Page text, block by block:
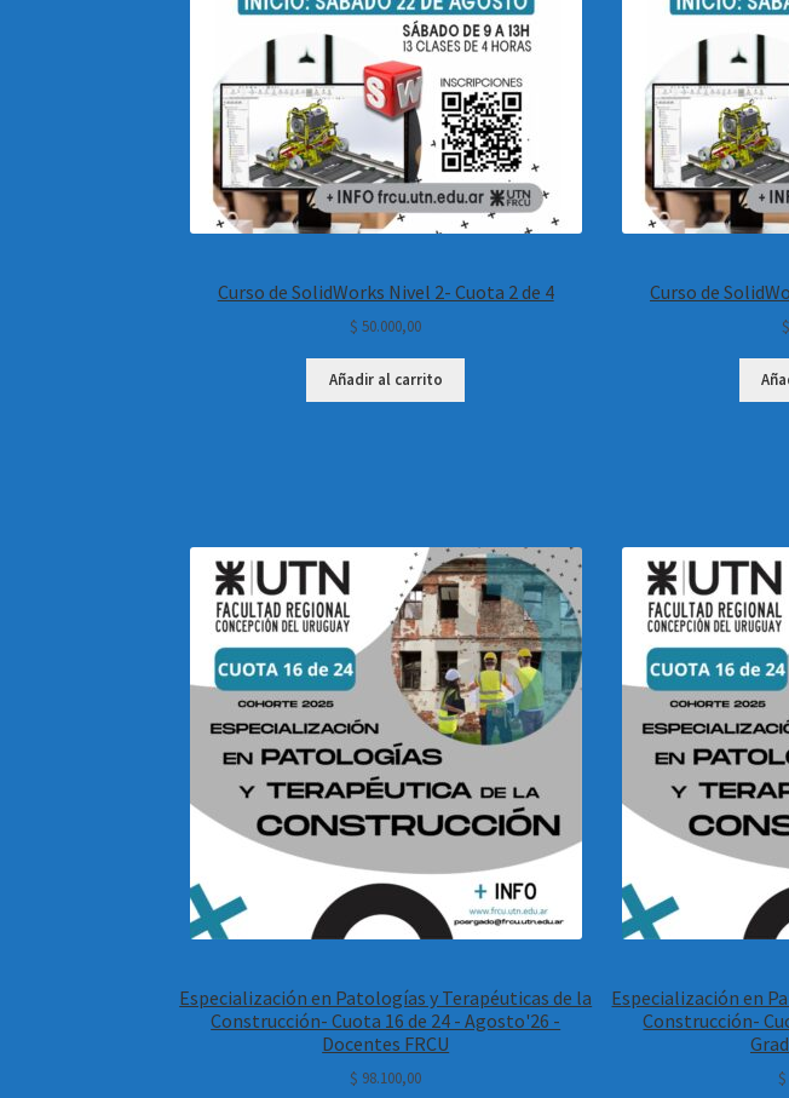
Curso de SolidWorks Nivel 2- Cuota 2 de 4
$ 50.000,00
Añadir al carrito
Curso de
$
Especialización en Patologías y Terapéuticas de la
Construcción- Cuota 16 de 24 - Agosto'26 -
Docentes FRCU
$ 98.100,00
Especialización en
Construcción-
$